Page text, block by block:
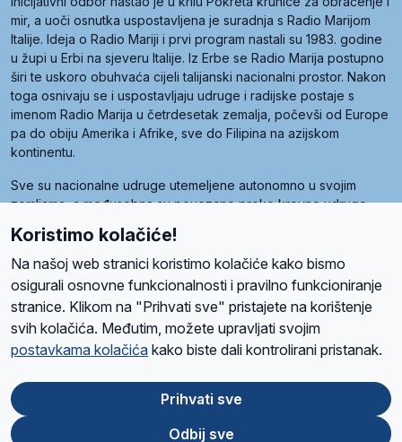
mir, a uoči osnutka uspostavljena je suradnja s Radio Marijom
Italije. Ideja o Radio Mariji i prvi program nastali su 1983. godine
u župi u Erbi na sjeveru Italije. Iz Erbe se Radio Marija postupno
širi te uskoro obuhvaća cijeli talijanski nacionalni prostor. Nakon
toga osnivaju se i uspostavljaju udruge i radijske postaje s
imenom Radio Marija u četrdesetak zemalja, počevši od Europe
pa do obiju Amerika i Afrike, sve do Filipina na azijskom
kontinentu.
Sve su nacionalne udruge utemeljene autonomno u svojim
zemljama, a međusobna su povezane preko krovne udruge
Radio Maria). Svjetsku obitelj utemeljilo je sedam članica, među
kojima je i hrvatska Udruga Radio Marija.
O namaRadio ProgramVolonteriPrijateljiKontaktPravila privatnosti
Ova stranica je zaštićena Google reCAPTCHA sustavom
Google
Koristimo kolačiće!
Na našoj web stranici koristimo kolačiće kako bismo
osigurali osnovne funkcionalnosti i pravilno funkcioniranje
stranice. Klikom na "Prihvati sve" pristajete na korištenje
svih kolačića. Međutim, možete upravljati svojim
postavkama kolačića kako biste dali kontrolirani pristanak.
Prihvati sve
Odbij sve